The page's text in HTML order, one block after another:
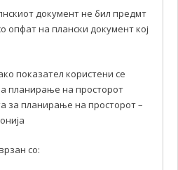
документ не бил предмт
опфат на плански документ кој
показател користени се
планирање на просторот
за планирање на просторот –
со: